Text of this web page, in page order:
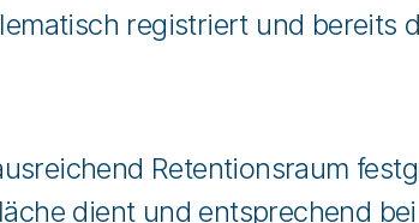
registriert und bereits
Retentionsraum
dient und entsprechend